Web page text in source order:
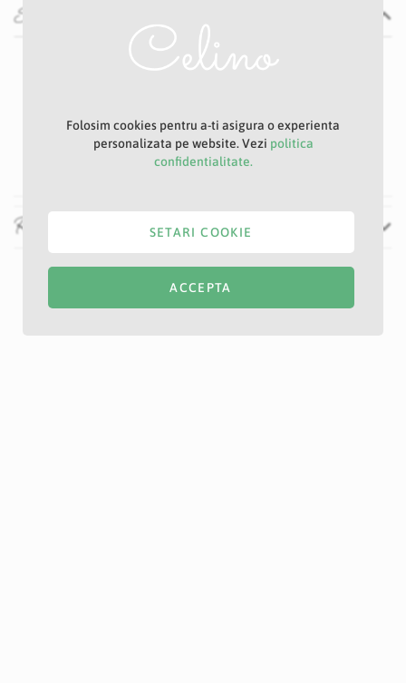
Specificatii
17 cm
60 cm
Recenzii
Folosim cookies pentru a-ti asigura o experienta
personalizata pe website. Vezi politica
confidentialitate.
ACCEPTA
SETARI COOKIE